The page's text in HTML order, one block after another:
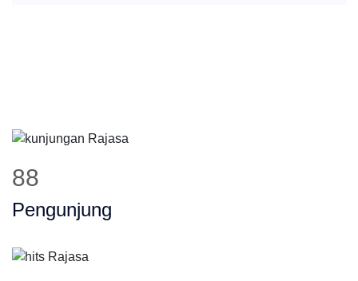
122
Pengunjung